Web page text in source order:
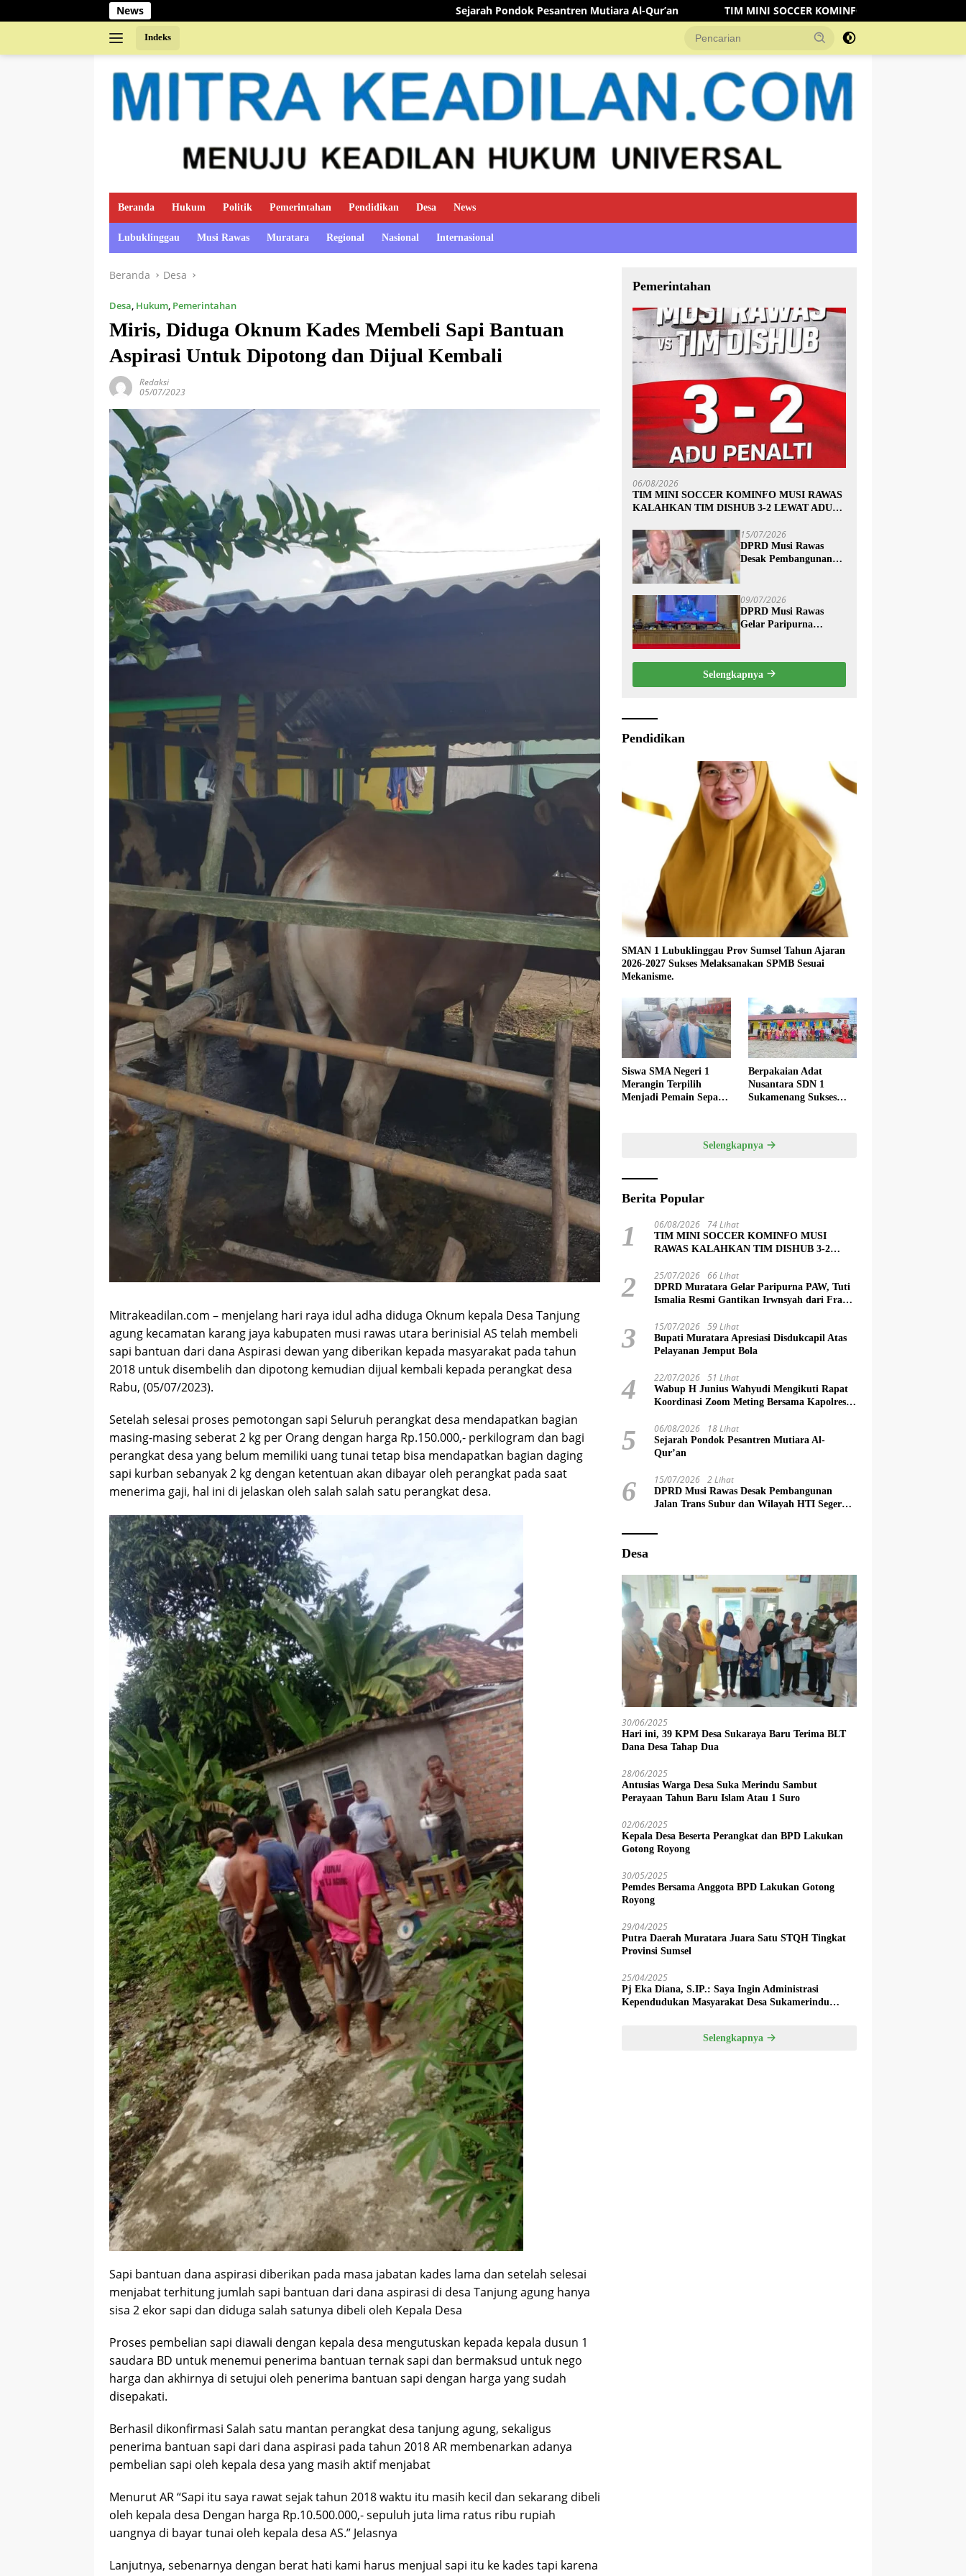
ke
News Sejarah Pondok Pesantren Mutiara Al-Qur’an TIM MINI SOCCER KOMINFO MUSI RAWAS KALAHKAN TIM DISHUB 3-2
Indeks
Beranda Hukum Politik Pemerintahan Pendidikan Desa News
Lubuklinggau Musi Rawas Muratara Regional Nasional Internasional
Beranda Desa
Desa, Hukum, Pemerintahan
Miris, Diduga Oknum Kades Membeli Sapi Bantuan
Aspirasi Untuk Dipotong dan Dijual Kembali
Redaksi
05/07/2023
Mitrakeadilan.com – menjelang hari raya idul adha diduga Oknum kepala Desa Tanjung
agung kecamatan karang jaya kabupaten musi rawas utara berinisial AS telah membeli
sapi bantuan dari dana Aspirasi dewan yang diberikan kepada masyarakat pada tahun
2018 untuk disembelih dan dipotong kemudian dijual kembali kepada perangkat desa
Rabu, (05/07/2023).
Setelah selesai proses pemotongan sapi Seluruh perangkat desa mendapatkan bagian
masing-masing seberat 2 kg per Orang dengan harga Rp.150.000,- perkilogram dan bagi
perangkat desa yang belum memiliki uang tunai tetap bisa mendapatkan bagian daging
sapi kurban sebanyak 2 kg dengan ketentuan akan dibayar oleh perangkat pada saat
menerima gaji, hal ini di jelaskan oleh salah salah satu perangkat desa.
Sapi bantuan dana aspirasi diberikan pada masa jabatan kades lama dan setelah selesai
menjabat terhitung jumlah sapi bantuan dari dana aspirasi di desa Tanjung agung hanya
sisa 2 ekor sapi dan diduga salah satunya dibeli oleh Kepala Desa
Proses pembelian sapi diawali dengan kepala desa mengutuskan kepada kepala dusun 1
saudara BD untuk menemui penerima bantuan ternak sapi dan bermaksud untuk nego
harga dan akhirnya di setujui oleh penerima bantuan sapi dengan harga yang sudah
disepakati.
Berhasil dikonfirmasi Salah satu mantan perangkat desa tanjung agung, sekaligus
penerima bantuan sapi dari dana aspirasi pada tahun 2018 AR membenarkan adanya
pembelian sapi oleh kepala desa yang masih aktif menjabat
Menurut AR “Sapi itu saya rawat sejak tahun 2018 waktu itu masih kecil dan sekarang dibeli
oleh kepala desa Dengan harga Rp.10.500.000,- sepuluh juta lima ratus ribu rupiah
uangnya di bayar tunai oleh kepala desa AS.” Jelasnya
Lanjutnya, sebenarnya dengan berat hati kami harus menjual sapi itu ke kades tapi karena
Pemerintahan
06/08/2026
TIM MINI SOCCER KOMINFO MUSI RAWAS
KALAHKAN TIM DISHUB 3-2 LEWAT ADU
15/07/2026
DPRD Musi Rawas
Desak Pembangunan
Dituntaskan
09/07/2026
DPRD Musi Rawas
Gelar Paripurna
Bupati Musi Rawas
2025
Selengkapnya
Pendidikan
SMAN 1 Lubuklinggau Prov Sumsel Tahun Ajaran
2026-2027 Sukses Melaksanakan SPMB Sesuai
Mekanisme.
Siswa SMA Negeri 1
Merangin Terpilih
Menjadi Pemain Sepak
Berpakaian Adat
Nusantara SDN 1
Sukamenang Sukses
Selengkapnya
Berita Popular
1 06/08/2026 74 Lihat
TIM MINI SOCCER KOMINFO MUSI
RAWAS KALAHKAN TIM DISHUB 3-2
2 25/07/2026 66 Lihat
DPRD Muratara Gelar Paripurna PAW, Tuti
Ismalia Resmi Gantikan Irwnsyah dari Fraksi
3 15/07/2026 59 Lihat
Bupati Muratara Apresiasi Disdukcapil Atas
Pelayanan Jemput Bola
4 22/07/2026 51 Lihat
Wabup H Junius Wahyudi Mengikuti Rapat
Koordinasi Zoom Meting Bersama Kapolres
5 06/08/2026 18 Lihat
Sejarah Pondok Pesantren Mutiara Al-
Qur’an
6 15/07/2026 2 Lihat
DPRD Musi Rawas Desak Pembangunan
Jalan Trans Subur dan Wilayah HTI Segera
Desa
30/06/2025
Hari ini, 39 KPM Desa Sukaraya Baru Terima BLT
Dana Desa Tahap Dua
28/06/2025
Antusias Warga Desa Suka Merindu Sambut
Perayaan Tahun Baru Islam Atau 1 Suro
02/06/2025
Kepala Desa Beserta Perangkat dan BPD Lakukan
Gotong Royong
30/05/2025
Pemdes Bersama Anggota BPD Lakukan Gotong
Royong
29/04/2025
Putra Daerah Muratara Juara Satu STQH Tingkat
Provinsi Sumsel
25/04/2025
Pj Eka Diana, S.IP.: Saya Ingin Administrasi
Kependudukan Masyarakat Desa Sukamerindu
Selengkapnya